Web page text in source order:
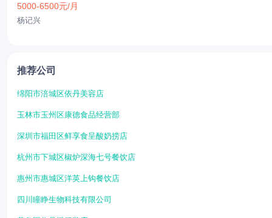
5000-6500元/月
杨记兴
推荐公司
绵阳市涪城区依丹美容店
玉林市玉州区康德食品经营部
深圳市福田区鲜享食呈酸奶捞店
杭州市下城区椒炉深海七号餐饮店
惠州市惠城区洋英上钩餐饮店
四川瞳睁生物科技有限公司